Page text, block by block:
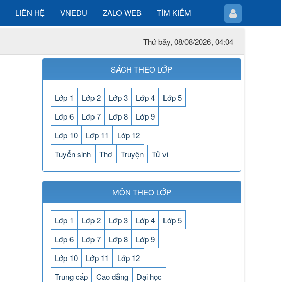
LIÊN HỆ VNEDU ZALO WEB TÌM KIẾM
Thứ bảy, 08/08/2026, 04:04
SÁCH THEO LỚP
Lớp 1 Lớp 2 Lớp 3 Lớp 4
Lớp 5
Lớp 6
Lớp 7 Lớp 8
Lớp 9
Lớp 10
Lớp 11
Lớp 12
Tuyển sinh
Thơ Truyện Tử vi
MÔN THEO LỚP
Lớp 1 Lớp 2 Lớp 3 Lớp 4
Lớp 5
Lớp 6
Lớp 7 Lớp 8
Lớp 9
Lớp 10
Lớp 11
Lớp 12
Trung cấp
Cao đẳng Đại học